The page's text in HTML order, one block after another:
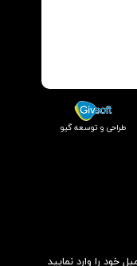
طراحی و توسعه گیو
خود را وارد نمایید